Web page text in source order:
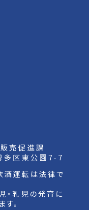
売促進課
多区東公園7-7
酒運転は法律で
・乳児の発育に
。